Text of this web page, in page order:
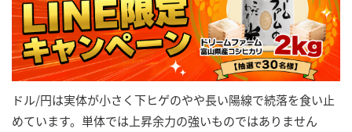
ドル/円は実体が小さく下ヒゲのやや長い陽線で続落を食い止
めています。単体では上昇余力の強いものではありません